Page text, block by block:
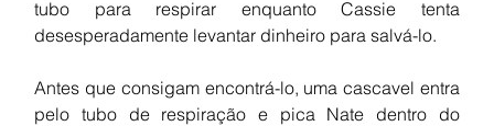
tubo para respirar enquanto Cassie tenta
desesperadamente levantar dinheiro para salvá-lo.
Antes que consigam encontrá-lo, uma cascavel entra
pelo tubo de respiração e pica Nate dentro do